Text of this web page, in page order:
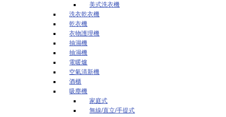
美式洗衣機
洗衣乾衣機
乾衣機
衣物護理機
抽濕機
抽濕機
電暖爐
空氣清新機
酒櫃
吸塵機
家庭式
無線/直立/手提式